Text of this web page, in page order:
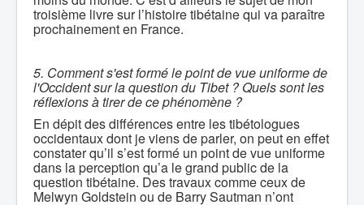
troisième livre sur l’histoire tibétaine qui va paraître
prochainement en France.
5. Comment s'est formé le point de vue uniforme de
l'Occident sur la question du Tibet ? Quels sont les
réflexions à tirer de ce phénomène ?
En dépit des différences entre les tibétologues
occidentaux dont je viens de parler, on peut en effet
constater qu’il s’est formé un point de vue uniforme
dans la perception qu’a le grand public de la
question tibétaine. Des travaux comme ceux de
Melwyn Goldstein ou de Barry Sautman n’ont